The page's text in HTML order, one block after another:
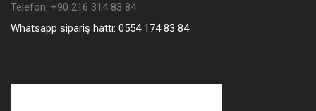
Telefon: +90 216 314 83 84
Whatsapp sipariş hattı: 0554 174 83 84